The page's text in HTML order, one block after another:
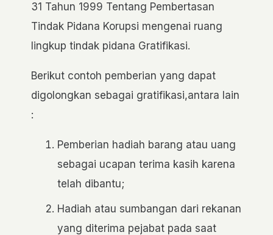
31 Tahun 1999 Tentang Pembertasan
Tindak Pidana Korupsi mengenai ruang
lingkup tindak pidana Gratifikasi.
Berikut contoh pemberian yang dapat
digolongkan sebagai gratifikasi,antara lain
:
Pemberian hadiah barang atau uang
sebagai ucapan terima kasih karena
telah dibantu;
Hadiah atau sumbangan dari rekanan
yang diterima pejabat pada saat